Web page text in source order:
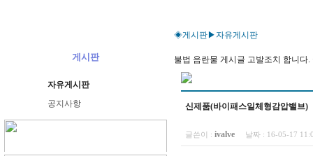
게시판
자유게시판
공지사항
◈게시판▶자유게시판
불법 음란물 게시글 고발조치 합니다.
신제품(바이패스일체형감압밸브)
글쓴이 : ivalve 날짜 : 16-05-17